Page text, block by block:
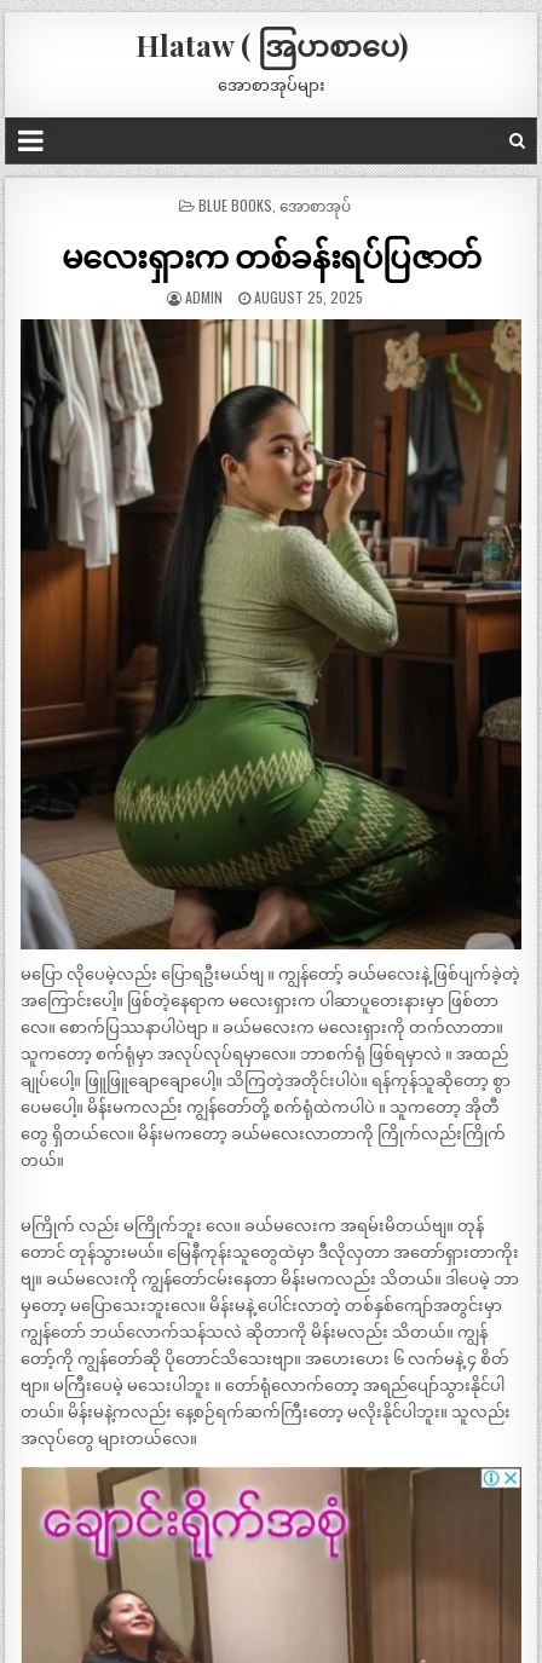
Hlataw ( အြပာစာပေ)
အောစာအုပ်များ
POSTED
BLUE BOOKS အောစာအုပ်
မလေးရှားက တစ်ခန်းရပ်ပြဇာတ်
ADMIN AUGUST 25, 2025
မပြော လိုပေမဲ့လည်း ပြောရဦးမယ်ဗျ ။ ကျွန်တော့် ခယ်မလေးနဲ့ ဖြစ်ပျက်ခဲ့တဲ့
အကြောင်းပေါ့။ ဖြစ်တဲ့နေရာက မလေးရှားက ပါဆာပူတေးနားမှာ ဖြစ်တာ
လေ။ စောက်ပြဿနာပါပဲဗျာ ။ ခယ်မလေးက မလေးရှားကို တက်လာတာ။
သူကတော့ စက်ရုံမှာ အလုပ်လုပ်ရမှာလေ။ ဘာစက်ရုံ ဖြစ်ရမှာလဲ ။ အထည်
ချုပ်ပေါ့။ ဖြူဖြူချောချောပေါ့။ သိကြတဲ့အတိုင်းပါပဲ။ ရန်ကုန်သူဆိုတော့ စွာ
ပေမပေါ့။ မိန်းမကလည်း ကျွန်တော်တို့ စက်ရုံထဲကပါပဲ ။ သူကတော့ အိုတီ
တွေ ရှိတယ်လေ။ မိန်းမကတော့ ခယ်မလေးလာတာကို ကြိုက်လည်းကြိုက်
တယ်။
မကြိုက် လည်း မကြိုက်ဘူး လေ။ ခယ်မလေးက အရမ်းမိတယ်ဗျ။ တုန်
တောင် တုန်သွားမယ်။ မြေနီကုန်းသူတွေထဲမှာ ဒီလိုလှတာ အတော်ရှားတာကိုး
ဗျ။ ခယ်မလေးကို ကျွန်တော်ငမ်းနေတာ မိန်းမကလည်း သိတယ်။ ဒါပေမဲ့ ဘာ
မှတော့ မပြောသေးဘူးလေ။ မိန်းမနဲ့ ပေါင်းလာတဲ့ တစ်နှစ်ကျော်အတွင်းမှာ
ကျွန်တော် ဘယ်လောက်သန်သလဲ ဆိုတာကို မိန်းမလည်း သိတယ်။ ကျွန်
တော့်ကို ကျွန်တော်ဆို ပိုတောင်သိသေးဗျာ။ အဟေးဟေး ၆ လက်မနဲ့ ၄ စိတ်
ဗျာ။ မကြီးပေမဲ့ မသေးပါဘူး ။ တော်ရုံလောက်တော့ အရည်ပျော်သွားနိုင်ပါ
တယ်။ မိန်းမနဲ့ကလည်း နေ့စဉ်ရက်ဆက်ကြီးတော့ မလိုးနိုင်ပါဘူး။ သူလည်း
အလုပ်တွေ များတယ်လေ။